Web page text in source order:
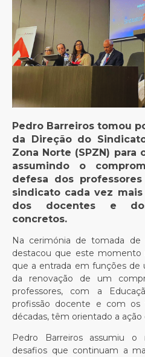
Pedro Barreiros tomou
da Direção do
Zona Norte (SPZN) para
assumindo o
defesa dos
sindicato cada vez
dos docentes e
concretos.
Na cerimónia de tomada de
destacou que este
que a entrada em funções de
da renovação de um
professores, com a
profissão docente e com os
décadas, têm orientado a ação
Pedro Barreiros assumiu o
desafios que continuam a